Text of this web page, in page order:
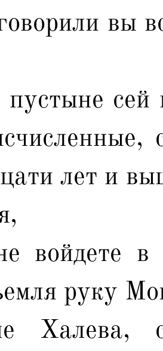
вы
сей
лет и
войдете
руку
Халева,